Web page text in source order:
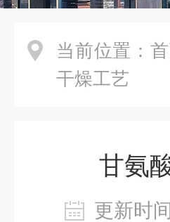
当前位置：
干燥工艺
甘氨
更新时